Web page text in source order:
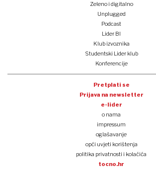
Zeleno i digitalno
Unplugged
Podcast
Lider BI
Klub izvoznika
Studentski Lider klub
Konferencije
Pretplati se
Prijava na newsletter
e-lider
o nama
impressum
oglašavanje
opći uvjeti korištenja
politika privatnosti i kolačića
tocno.hr